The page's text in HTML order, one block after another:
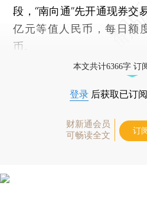
段，“南向通”先开通现券交
亿元等值人民币，每日额
币。
本文共计6366字 订
登录 后获取已订
财新通会员
可畅读全文
订